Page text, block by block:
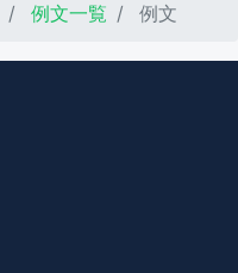
例文一覧 例文